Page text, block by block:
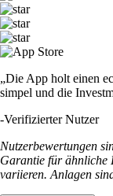
„Die App holt einen
simpel und die
-Verifizierter Nutzer
Nutzerbewertungen
Garantie für ähnliche
variieren. Anlagen